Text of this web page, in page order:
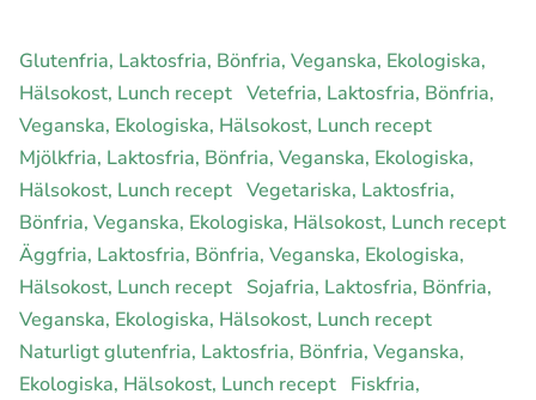
Glutenfria, Laktosfria, Bönfria, Veganska, Ekologiska,
Hälsokost, Lunch recept Vetefria, Laktosfria, Bönfria,
Veganska, Ekologiska, Hälsokost, Lunch recept
Mjölkfria, Laktosfria, Bönfria, Veganska, Ekologiska,
Hälsokost, Lunch recept Vegetariska, Laktosfria,
Bönfria, Veganska, Ekologiska, Hälsokost, Lunch recept
Äggfria, Laktosfria, Bönfria, Veganska, Ekologiska,
Hälsokost, Lunch recept Sojafria, Laktosfria, Bönfria,
Veganska, Ekologiska, Hälsokost, Lunch recept
Naturligt glutenfria, Laktosfria, Bönfria, Veganska,
Ekologiska, Hälsokost, Lunch recept Fiskfria,